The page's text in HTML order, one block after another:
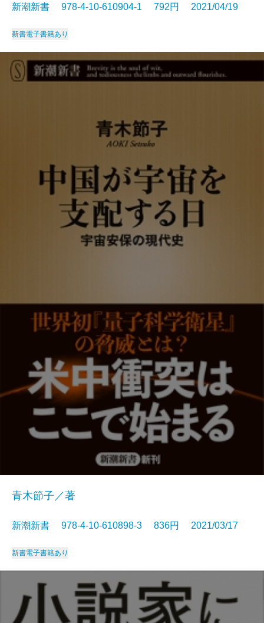
新潮新書 978-4-10-610904-1 792円 2021/04/19
新書電子書籍あり
青木節子／著
新潮新書 978-4-10-610898-3 836円 2021/03/17
新書電子書籍あり